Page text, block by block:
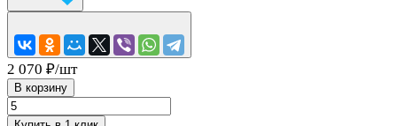
2 070 ₽/шт
В корзину